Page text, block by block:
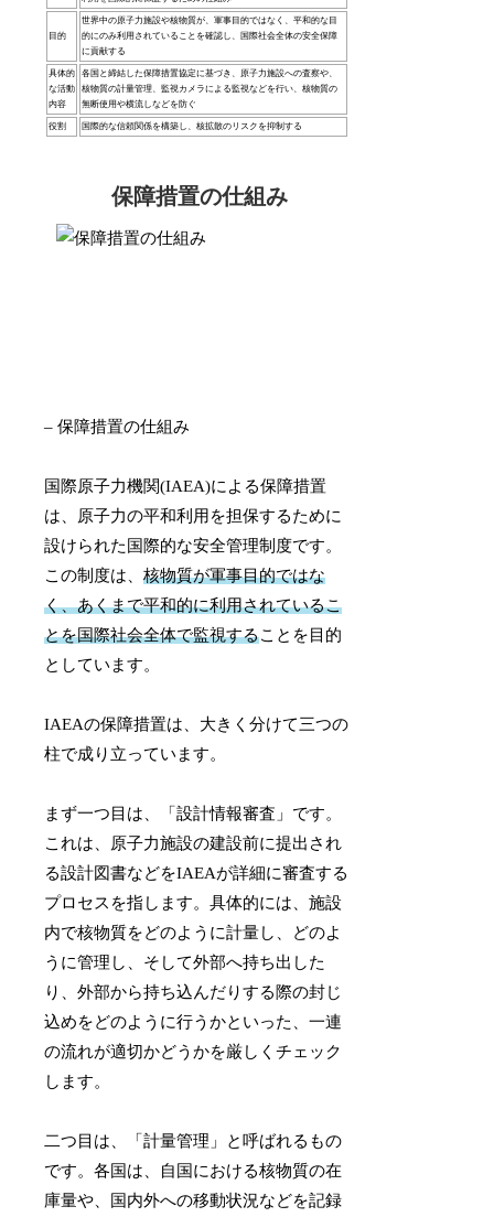
目的
世界中の原子力施設や核物質が、軍事目的ではなく、平和的な目
的にのみ利用されていることを確認し、国際社会全体の安全保障
に貢献する
具体的
な活動
内容
各国と締結した保障措置協定に基づき、原子力施設への査察や、
核物質の計量管理、監視カメラによる監視などを行い、核物質の
無断使用や横流しなどを防ぐ
役割 国際的な信頼関係を構築し、核拡散のリスクを抑制する
保障措置の仕組み
– 保障措置の仕組み
国際原子力機関(IAEA)による保障措置
は、原子力の平和利用を担保するために
設けられた国際的な安全管理制度です。
この制度は、核物質が軍事目的ではな
く、あくまで平和的に利用されているこ
とを国際社会全体で監視することを目的
としています。
IAEAの保障措置は、大きく分けて三つの
柱で成り立っています。
まず一つ目は、「設計情報審査」です。
これは、原子力施設の建設前に提出され
る設計図書などをIAEAが詳細に審査する
プロセスを指します。具体的には、施設
内で核物質をどのように計量し、どのよ
うに管理し、そして外部へ持ち出した
り、外部から持ち込んだりする際の封じ
込めをどのように行うかといった、一連
の流れが適切かどうかを厳しくチェック
します。
二つ目は、「計量管理」と呼ばれるもの
です。各国は、自国における核物質の在
庫量や、国内外への移動状況などを記録